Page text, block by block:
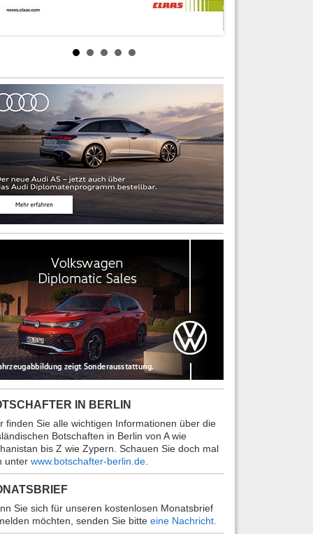
IN BERLIN
finden Sie alle wichtigen Informationen über die
Botschaften in Berlin von A wie
bis Z wie Zypern. Schauen Sie doch mal
unter www.botschafter-berlin.de.
Sie sich für unseren kostenlosen Monatsbrief
möchten, senden Sie bitte eine Nachricht.